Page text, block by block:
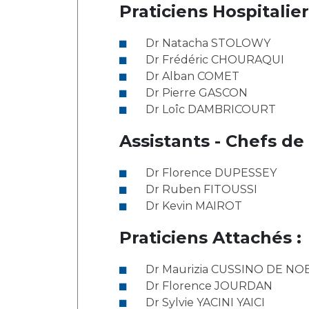
Laïcité et cultes
Livret d'accueil
Salon des familles
Transports sanitaires
Vos droits, vos devoirs
Les structures de recherche
Praticiens
Dr Natacha STOLOWY
Dr Frédéric CHOURAQUI
Dr Alban COMET
Dr Pierre GASCON
Dr Loîc DAMBRICOURT
Assistants - Chefs
Dr Florence DUPESSEY
Dr Ruben FITOUSSI
Dr Kevin MAIROT
Praticiens Attachés :
Dr Maurizia CUSSINO DE
Dr Florence JOURDAN
Dr Sylvie YACINI YAICI